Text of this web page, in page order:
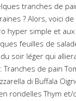
tranches de
? Alors, voici
hyper simple et
feuilles de
soir léger qui
Tranches de pain
di Buffala
rondelles Thym